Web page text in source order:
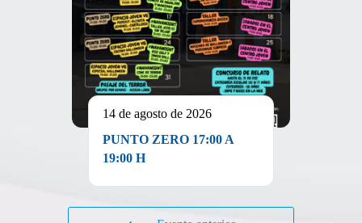
14 de agosto de 2026
PUNTO ZERO 17:00 A
19:00 H